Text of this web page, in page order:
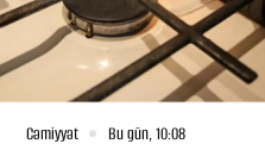
Cəmiyyət
Bu gün, 10:08